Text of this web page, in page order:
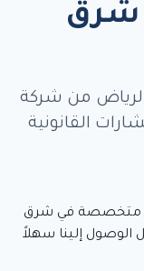
شرق
من شركة
القانونية
متخصصة في شرق
الوصول إلينا سهلاً